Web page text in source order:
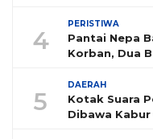
4
PERISTIWA
Pantai Nepa
Korban, Dua
5
DAERAH
Kotak Suara
Dibawa